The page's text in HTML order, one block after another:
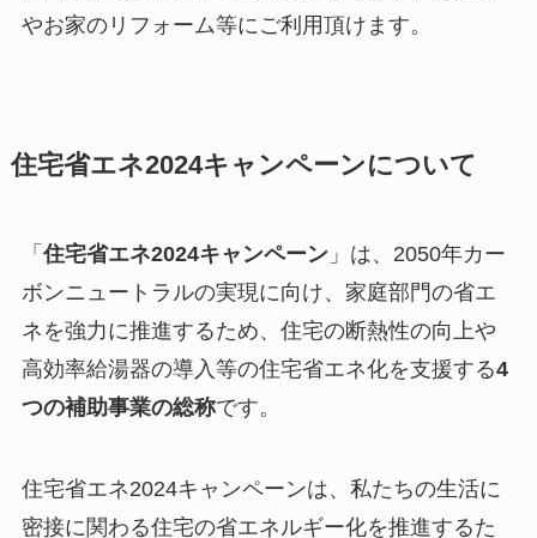
やお家のリフォーム等にご利用頂けます。
住宅省エネ2024キャンペーンについて
「 住宅省エネ2024キャンペーン」は、2050年カー
ボンニュートラルの実現に向け、家庭部門の省エ
ネを強力に推進するため、住宅の断熱性の向上や
高効率給湯器の導入等の住宅省エネ化を支援する4
つの補助事業の総称です。
住宅省エネ2024キャンペーンは、私たちの生活に
密接に関わる住宅の省エネルギー化を推進するた